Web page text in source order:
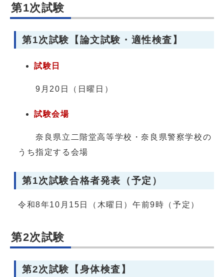
第1次試験
第1次試験【論文試験・適性検査】
試験日
9月20日（日曜日）
試験会場
奈良県立二階堂高等学校・奈良県警察学校の
うち指定する会場
第1次試験合格者発表（予定）
令和8年10月15日（木曜日）午前9時（予定）
第2次試験
第2次試験【身体検査】